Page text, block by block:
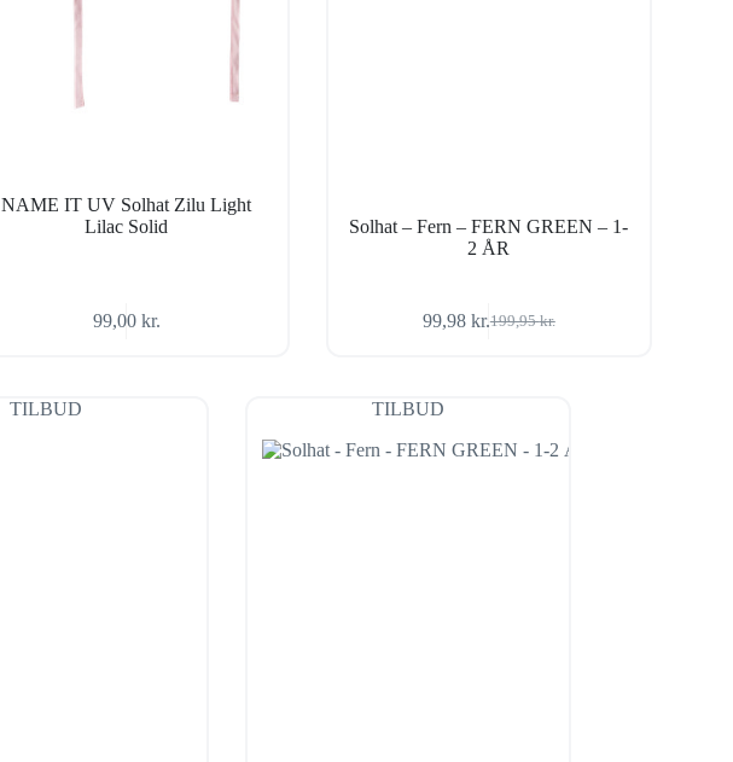
NAME IT UV Solhat Zilu Light
Lilac Solid
99,00 kr.
Solhat – Fern – FERN GREEN – 1-
2 ÅR
199,95kr.
Den
99,98 kr.Den
TILBUD TILBUD